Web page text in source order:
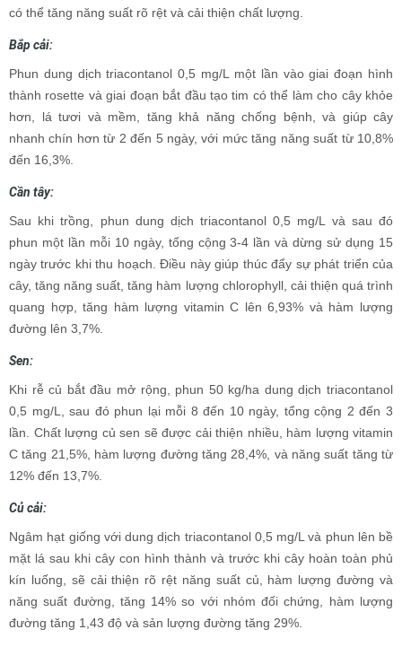
có thể tăng năng suất rõ rệt và cải thiện chất lượng.
Bắp cải:
Phun dung dịch triacontanol 0,5 mg/L một lần vào giai đoạn hình
thành rosette và giai đoạn bắt đầu tạo tim có thể làm cho cây khỏe
hơn, lá tươi và mềm, tăng khả năng chống bệnh, và giúp cây
nhanh chín hơn từ 2 đến 5 ngày, với mức tăng năng suất từ 10,8%
đến 16,3%.
Cần tây:
Sau khi trồng, phun dung dịch triacontanol 0,5 mg/L và sau đó
phun một lần mỗi 10 ngày, tổng cộng 3-4 lần và dừng sử dụng 15
ngày trước khi thu hoạch. Điều này giúp thúc đẩy sự phát triển của
cây, tăng năng suất, tăng hàm lượng chlorophyll, cải thiện quá trình
quang hợp, tăng hàm lượng vitamin C lên 6,93% và hàm lượng
đường lên 3,7%.
Sen:
Khi rễ củ bắt đầu mở rộng, phun 50 kg/ha dung dịch triacontanol
0,5 mg/L, sau đó phun lại mỗi 8 đến 10 ngày, tổng cộng 2 đến 3
lần. Chất lượng củ sen sẽ được cải thiện nhiều, hàm lượng vitamin
C tăng 21,5%, hàm lượng đường tăng 28,4%, và năng suất tăng từ
12% đến 13,7%.
Củ cải:
Ngâm hạt giống với dung dịch triacontanol 0,5 mg/L và phun lên bề
mặt lá sau khi cây con hình thành và trước khi cây hoàn toàn phủ
kín luống, sẽ cải thiện rõ rệt năng suất củ, hàm lượng đường và
năng suất đường, tăng 14% so với nhóm đối chứng, hàm lượng
đường tăng 1,43 độ và sản lượng đường tăng 29%.